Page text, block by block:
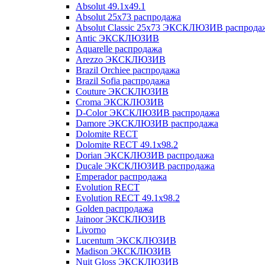
Absolut 49.1x49.1
Absolut 25x73 распродажа
Absolut Classic 25x73 ЭКСКЛЮЗИВ
Antic ЭКСКЛЮЗИВ
Aquarelle распродажа
Arezzo ЭКСКЛЮЗИВ
Brazil Orchiee распродажа
Brazil Sofia распродажа
Couture ЭКСКЛЮЗИВ
Croma ЭКСКЛЮЗИВ
D-Color ЭКСКЛЮЗИВ распродажа
Damore ЭКСКЛЮЗИВ распродажа
Dolomite RECT
Dolomite RECT 49.1x98.2
Dorian ЭКСКЛЮЗИВ распродажа
Ducale ЭКСКЛЮЗИВ распродажа
Emperador распродажа
Evolution RECT
Evolution RECT 49.1x98.2
Golden распродажа
Jainoor ЭКСКЛЮЗИВ
Livorno
Lucentum ЭКСКЛЮЗИВ
Madison ЭКСКЛЮЗИВ
Nuit Gloss ЭКСКЛЮЗИВ